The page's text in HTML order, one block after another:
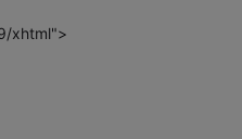
xhtml">